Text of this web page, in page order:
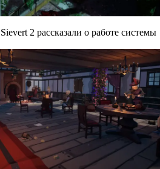
2 рассказали о работе системы